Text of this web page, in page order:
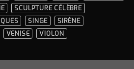
SCULPTURE CÉLÈBRE
SINGE
SIRÈNE
VENISE VIOLON